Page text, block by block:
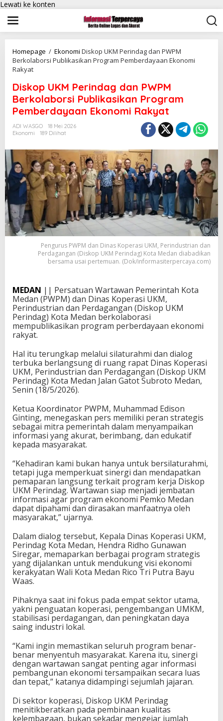
Lewati ke konten
Homepage / Ekonomi Diskop UKM Perindag dan PWPM
Berkolaborsi Publikasikan Program Pemberdayaan Ekonomi
Rakyat
Diskop UKM Perindag dan PWPM
Berkolaborsi Publikasikan Program
Pemberdayaan Ekonomi Rakyat
ADI WASGO
18 Mei 2026
Ekonomi
189 Dilihat
Pengurus PWPM dan Dinas Koperasi UKM, Perindustrian dan
Perdagangan (Diskop UKM Perindag) Kota Medan diabadikan
bersama usai pertemuan. (Dok/informasiterpercaya.com)
MEDAN || Persatuan Wartawan Pemerintah Kota
Medan (PWPM) dan Dinas Koperasi UKM,
Perindustrian dan Perdagangan (Diskop UKM
Perindag) Kota Medan berkolaborasi
mempublikasikan program perberdayaan ekonomi
rakyat.
Hal itu terungkap melalui silaturahmi dan dialog
terbuka berlangsung di ruang rapat Dinas Koperasi
UKM, Perindustrian dan Perdagangan (Diskop UKM
Perindag) Kota Medan Jalan Gatot Subroto Medan,
Senin (18/5/2026).
Ketua Koordinator PWPM, Muhammad Edison
Ginting, menegaskan pers memiliki peran strategis
sebagai mitra pemerintah dalam menyampaikan
informasi yang akurat, berimbang, dan edukatif
kepada masyarakat.
“Kehadiran kami bukan hanya untuk bersilaturahmi,
tetapi juga memperkuat sinergi dan mendapatkan
pemaparan langsung terkait program kerja Diskop
UKM Perindag. Wartawan siap menjadi jembatan
informasi agar program ekonomi Pemko Medan
dapat dipahami dan dirasakan manfaatnya oleh
masyarakat,” ujarnya.
Dalam dialog tersebut, Kepala Dinas Koperasi UKM,
Perindag Kota Medan, Hendra Ridho Gunawan
Siregar, memaparkan berbagai program strategis
yang dijalankan untuk mendukung visi ekonomi
kerakyatan Wali Kota Medan Rico Tri Putra Bayu
Waas.
Pihaknya saat ini fokus pada empat sektor utama,
yakni penguatan koperasi, pengembangan UMKM,
stabilisasi perdagangan, dan peningkatan daya
saing industri lokal.
“Kami ingin memastikan seluruh program benar-
benar menyentuh masyarakat. Karena itu, sinergi
dengan wartawan sangat penting agar informasi
pembangunan ekonomi tersampaikan secara luas
dan tepat,” katanya didampingi sejumlah jajaran.
Di sektor koperasi, Diskop UKM Perindag
menitikberatkan pada pembinaan kualitas
kelembagaan, bukan sekadar mengejar jumlah